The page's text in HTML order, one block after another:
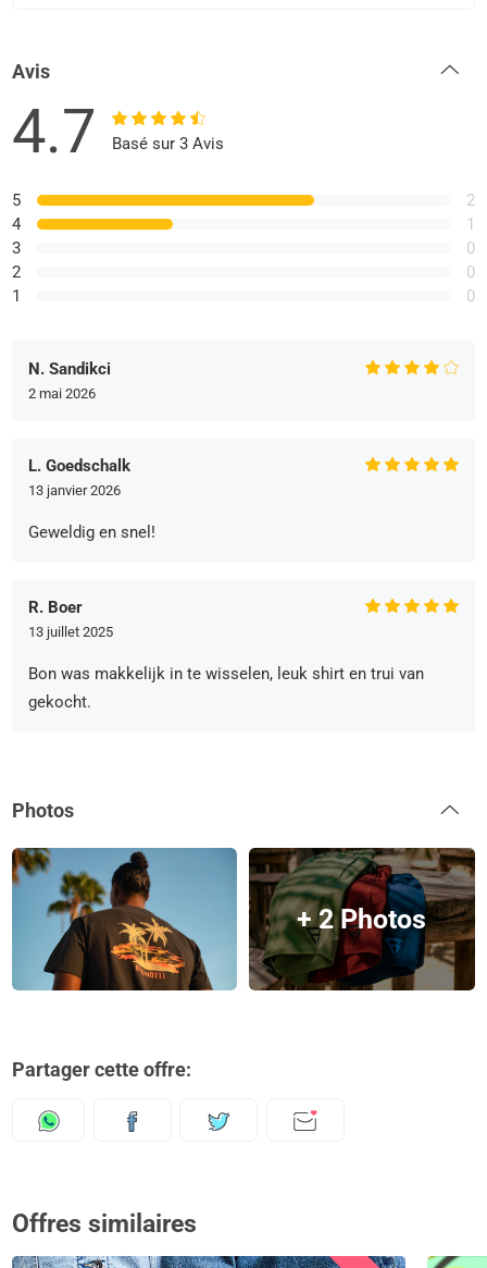
Avis
4.7 Basé sur 3 Avis
5
4
3
2
1
2
1
0
0
0
N. Sandikci
2 mai 2026
L. Goedschalk
13 janvier 2026
Geweldig en snel!
R. Boer
13 juillet 2025
Bon was makkelijk in te wisselen, leuk shirt en trui van
gekocht.
Photos
+ 2 Photos
Partager cette offre:
Offres similaires